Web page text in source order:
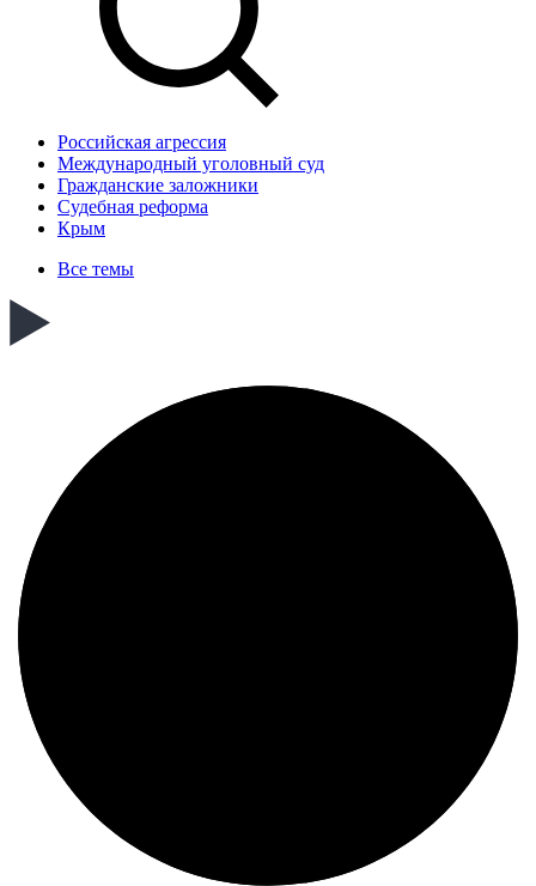
Российская агрессия
Международный уголовный суд
Гражданские заложники
Судебная реформа
Крым
Все темы